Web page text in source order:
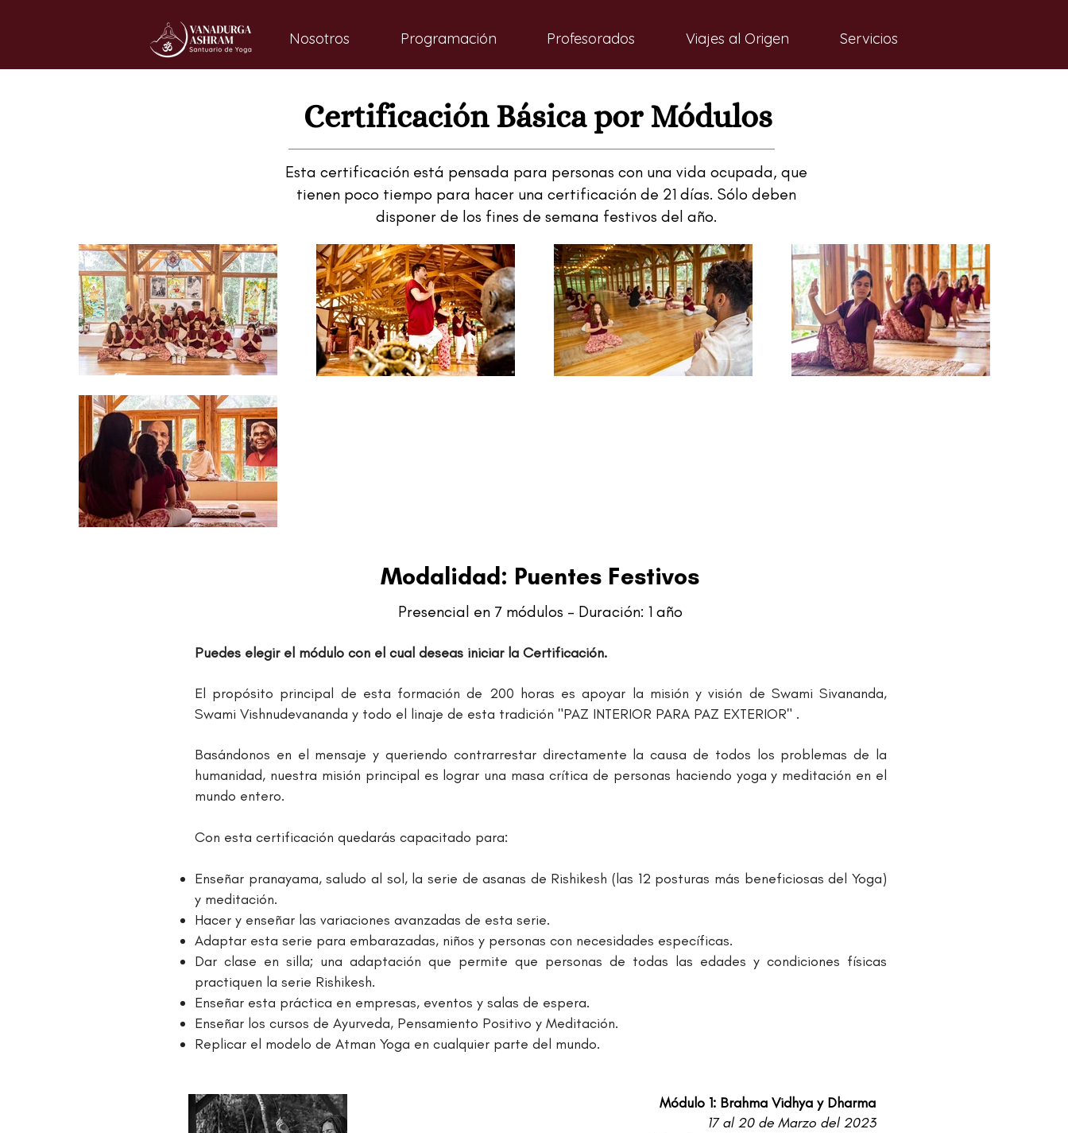
Nosotros Programación Profesorados Viajes al Origen Servicios
Certificación Básica por Módulos
Esta certificación está pensada para personas con una vida ocupada, que
tienen poco tiempo para hacer una certificación de 21 días. Sólo deben
disponer de los fines de semana festivos del año.
Modalidad: Puentes Festivos
Presencial en 7 módulos - Duración: 1 año
Puedes elegir el módulo con el cual deseas iniciar la Certificación.
El propósito principal de esta formación de 200 horas es apoyar la misión y visión de Swami Sivananda,
Swami Vishnudevananda y todo el linaje de esta tradición "PAZ INTERIOR PARA PAZ EXTERIOR" ​​.
Basándonos en el mensaje y queriendo contrarrestar directamente la causa de todos los problemas de la
humanidad, nuestra misión principal es lograr una masa crítica de personas haciendo yoga y meditación en el
mundo entero.
Con esta certificación quedarás capacitado para:
Enseñar pranayama, saludo al sol, la serie de asanas de Rishikesh (las 12 posturas más beneficiosas del Yoga)
y meditación.
Hacer y enseñar las variaciones avanzadas de esta serie.
Adaptar esta serie para embarazadas, niños y personas con necesidades específicas.
Dar clase en silla; una adaptación que permite que personas de todas las edades y condiciones físicas
practiquen la serie Rishikesh.
Enseñar esta práctica en empresas, eventos y salas de espera.
Enseñar los cursos de Ayurveda, Pensamiento Positivo y Meditación.
Replicar el modelo de Atman Yoga en cualquier parte del mundo.
Módulo 1: Brahma Vidhya y Dharma
17 al 20 de Marzo del 2023